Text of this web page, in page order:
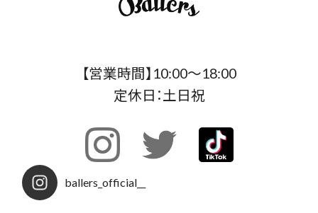
【営業時間】10:00〜18:00
定休日：土日祝
ballers_official__